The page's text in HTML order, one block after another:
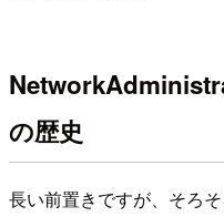
の歴史
長い前置きですが、そろ